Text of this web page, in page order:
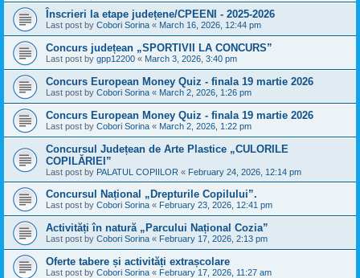
Înscrieri la etape județene/CPEENI - 2025-2026
Last post by Cobori Sorina « March 16, 2026, 12:44 pm
Concurs județean „SPORTIVII LA CONCURS”
Last post by gpp12200 « March 3, 2026, 3:40 pm
Concurs European Money Quiz - finala 19 martie 2026
Last post by Cobori Sorina « March 2, 2026, 1:26 pm
Concurs European Money Quiz - finala 19 martie 2026
Last post by Cobori Sorina « March 2, 2026, 1:22 pm
Concursul Județean de Arte Plastice „CULORILE
COPILĂRIEI”
Last post by PALATUL COPIILOR « February 24, 2026, 12:14 pm
Concursul Național „Drepturile Copilului”.
Last post by Cobori Sorina « February 23, 2026, 12:41 pm
Activități în natură „Parcului Național Cozia”
Last post by Cobori Sorina « February 17, 2026, 2:13 pm
Oferte tabere și activități extrașcolare
Last post by Cobori Sorina « February 17, 2026, 11:27 am